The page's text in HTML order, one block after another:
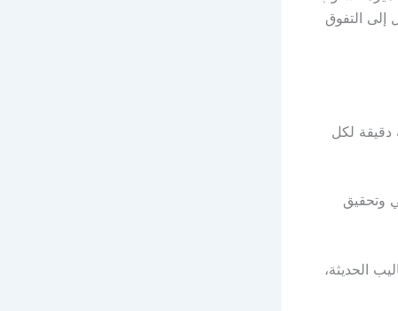
التفوق
دقيقة لكل
وتحقيق
الحديثة،